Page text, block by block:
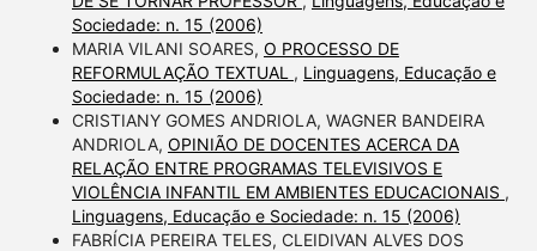
Sociedade: n. 15 (2006)
MARIA VILANI SOARES, O PROCESSO DE
REFORMULAÇÃO TEXTUAL , Linguagens, Educação e
Sociedade: n. 15 (2006)
CRISTIANY GOMES ANDRIOLA, WAGNER BANDEIRA
ANDRIOLA, OPINIÃO DE DOCENTES ACERCA DA
RELAÇÃO ENTRE PROGRAMAS TELEVISIVOS E
VIOLÊNCIA INFANTIL EM AMBIENTES EDUCACIONAIS ,
Linguagens, Educação e Sociedade: n. 15 (2006)
FABRÍCIA PEREIRA TELES, CLEIDIVAN ALVES DOS